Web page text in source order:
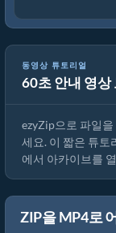
동영상 튜토리얼
60초 안내 영상
ezyZip으로 파일을
ezyZip으로 파일
세요. 이 짧은 튜토
에서 아카이브를
ZIP을 MP4로